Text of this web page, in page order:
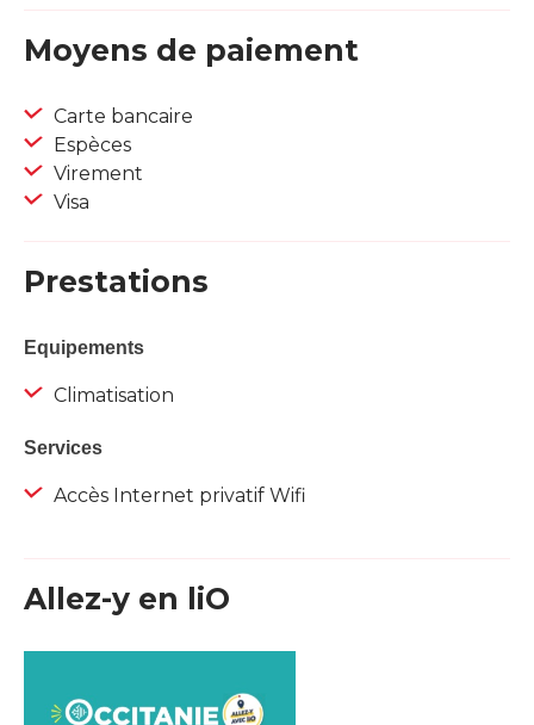
Moyens de paiement
Carte bancaire
Espèces
Virement
Visa
Prestations
Equipements
Climatisation
Services
Accès Internet privatif Wifi
Allez-y en liO